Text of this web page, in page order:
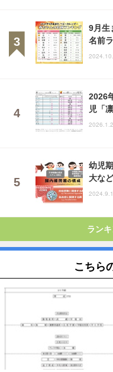
9月生
名前
2026
児「
幼児
大な
ラン
こちら